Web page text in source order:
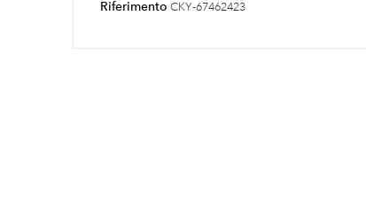
Riferimento CKY-67462423